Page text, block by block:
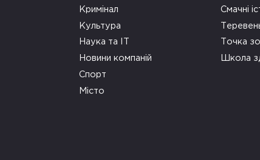
Кримінал
Культура
Наука та ІТ
Новини компаній
Спорт
Місто
Смачні
Точка
Школа